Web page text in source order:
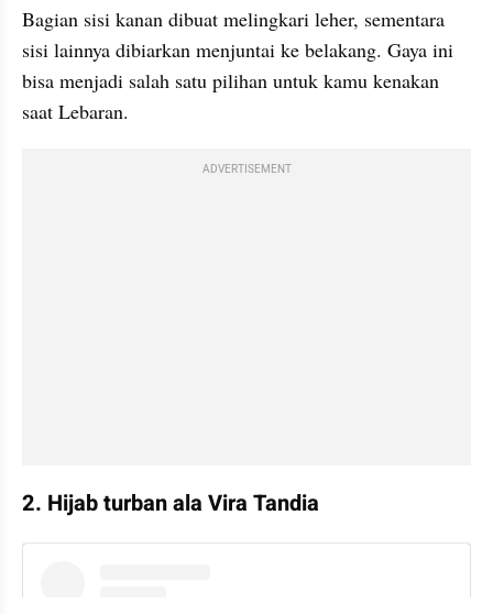
Bagian sisi kanan dibuat melingkari leher, sementara
sisi lainnya dibiarkan menjuntai ke belakang. Gaya ini
bisa menjadi salah satu pilihan untuk kamu kenakan
saat Lebaran.
ADVERTISEMENT
2. Hijab turban ala Vira Tandia